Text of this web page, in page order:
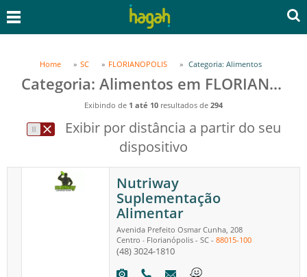
Home SC FLORIANOPOLIS Categoria: Alimentos
Categoria: Alimentos em FLORIANOPOLIS, SC
Exibindo de 1 até 10 resultados de 294
Exibir por distância a partir do seu
dispositivo
Nutriway
Suplementação
Alimentar
Avenida Prefeito Osmar Cunha, 208
Centro - Florianópolis- SC- 88015-100
(48) 3024-1810